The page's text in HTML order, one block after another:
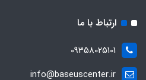
ارتباط با ما
09358025101
info@baseuscenter.ir